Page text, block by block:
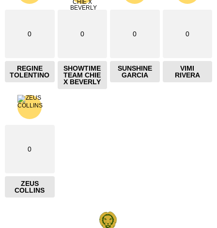
0
REGINE
TOLENTINO
0
SHOWTIME
TEAM CHIE
X BEVERLY
0
SUNSHINE
GARCIA
0
VIMI
RIVERA
0
ZEUS
COLLINS